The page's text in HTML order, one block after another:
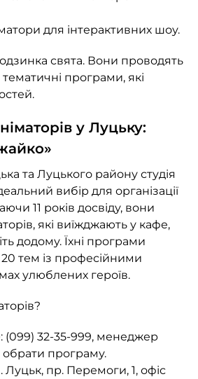
для інтерактивних шоу.
свята. Вони проводять
тематичні програми, які
у Луцьку:
та Луцького району студія
вибір для організації
11 років досвіду, вони
які виїжджають у кафе,
додому. Їхні програми
тем із професійними
улюблених героїв.
(099) 32-35-999, менеджер
програму.
Луцьк, пр. Перемоги, 1, офіс